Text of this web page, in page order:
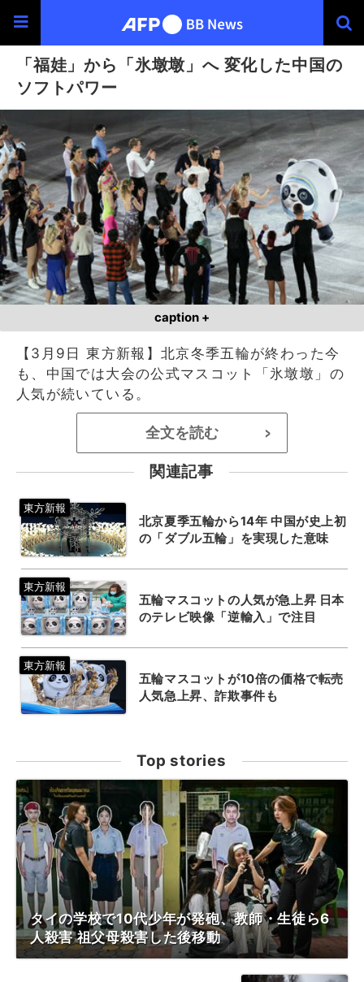
「福娃」から「氷墩墩」へ 変化した中国の
ソフトパワー
caption +
【3月9日 東方新報】北京冬季五輪が終わった今
も、中国では大会の公式マスコット「氷墩墩」の
人気が続いている。
全文を読む >
関連記事
北京夏季五輪から14年 中国が史上初
の「ダブル五輪」を実現した意味
五輪マスコットの人気が急上昇 日本
のテレビ映像「逆輸入」で注目
五輪マスコットが10倍の価格で転売
人気急上昇、詐欺事件も
Top stories
タイの学校で10代少年が発砲、教師・生徒ら6
人殺害 祖父母殺害した後移動